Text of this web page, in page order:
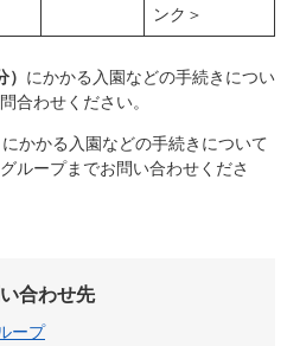
ンク＞
にかかる入園などの手続きについ
合わせください。
かかる入園などの手続きについて
ループまでお問い合わせくださ
合わせ先
ープ